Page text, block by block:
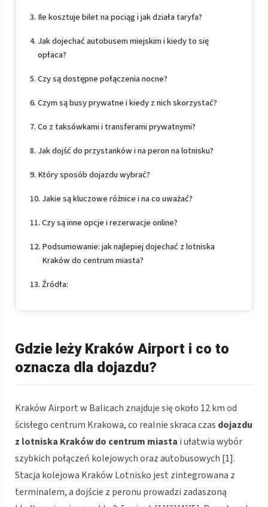
Ile kosztuje bilet na pociąg i jak działa taryfa?
Jak dojechać autobusem miejskim i kiedy to się
opłaca?
Czy są dostępne połączenia nocne?
Czym są busy prywatne i kiedy z nich skorzystać?
Co z taksówkami i transferami prywatnymi?
Jak dojść do przystanków i na peron na lotnisku?
Który sposób dojazdu wybrać?
Jakie są kluczowe różnice i na co uważać?
Czy są inne opcje i rezerwacje online?
Podsumowanie: jak najlepiej dojechać z lotniska
Kraków do centrum miasta?
Źródła:
Gdzie leży Kraków Airport i co to
oznacza dla dojazdu?
Kraków Airport w Balicach znajduje się około 12 km od
ścisłego centrum Krakowa, co realnie skraca czas dojazdu
z lotniska Kraków do centrum miasta i ułatwia wybór
szybkich połączeń kolejowych oraz autobusowych [1].
Stacja kolejowa Kraków Lotnisko jest zintegrowana z
terminalem, a dojście z peronu prowadzi zadaszoną